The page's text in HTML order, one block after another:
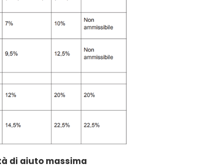
di aiuto massima